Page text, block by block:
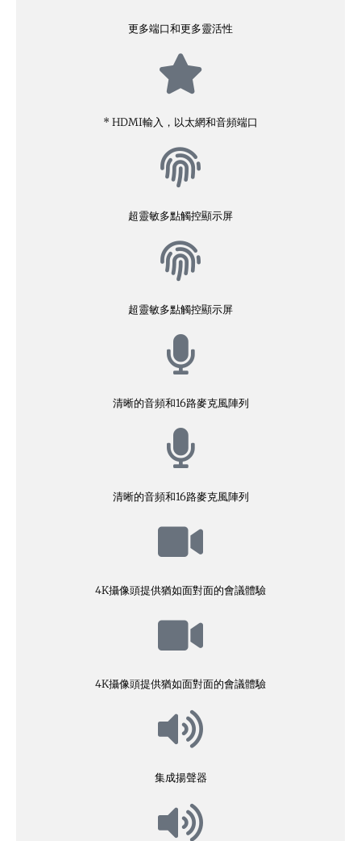
更多端口和更多靈活性
* HDMI輸入，以太網和音頻端口
超靈敏多點觸控顯示屏
超靈敏多點觸控顯示屏
清晰的音頻和16路麥克風陣列
清晰的音頻和16路麥克風陣列
4K攝像頭提供猶如面對面的會議體驗
4K攝像頭提供猶如面對面的會議體驗
集成揚聲器